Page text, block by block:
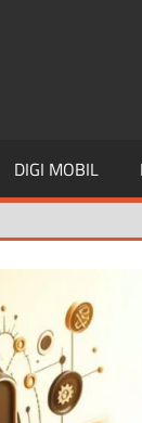
DIGI MOBIL